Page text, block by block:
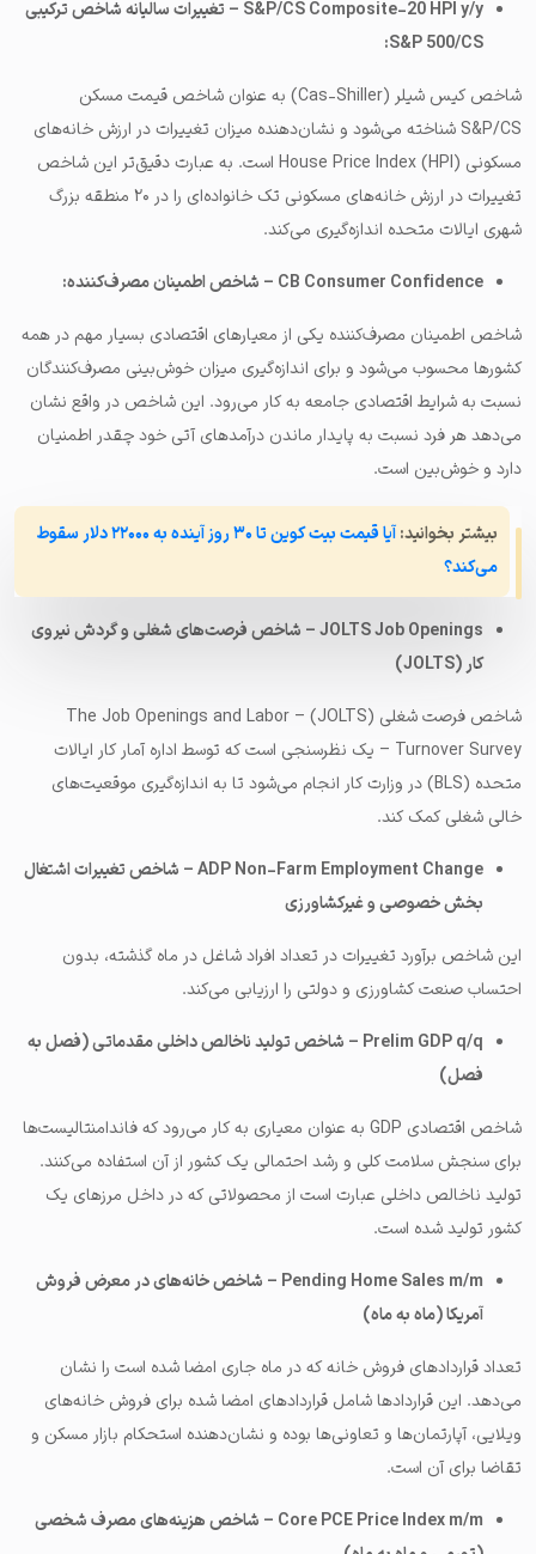
S&P/CS Composite-20 HPI y/y – تغييرات ساليانه شاخص ترکیبی
S&P 500/CS:
شاخص کیس شیلر (Cas-Shiller) به عنوان شاخص قیمت مسکن
S&P/CS شناخته می‌شود و نشان‌دهنده میزان تغییرات در ارزش خانه‌های
مسکونی House Price Index (HPI) است. به عبارت دقیق‌تر این شاخص
تغییرات در ارزش خانه‌های مسکونی تک خانواده‌ای را در ۲۰ منطقه بزرگ
شهری ایالات متحده اندازه‌گیری می‌کند.
CB Consumer Confidence – شاخص اطمینان مصرف‌کننده:
شاخص اطمینان مصرف‌کننده یکی از معیارهای اقتصادی بسیار مهم در همه
کشورها محسوب می‌شود و برای اندازه‌گیری میزان خوش‌بینی مصرف‌کنندگان
نسبت به شرایط اقتصادی جامعه به کار می‌رود. این شاخص در واقع نشان
می‌دهد هر فرد نسبت به پایدار ماندن درآمدهای آتی خود چقدر اطمنیان
دارد و خوش‌بین است.
بیشتر بخوانید:
آیا قیمت بیت کوین تا ۳۰ روز آینده به ۲۲۰۰۰ دلار سقوط
می‌کند؟
JOLTS Job Openings – شاخص فرصت‌های شغلی و گردش نیروی
کار (JOLTS)
شاخص فرصت شغلی (JOLTS) – The Job Openings and Labor
Turnover Survey – یک نظرسنجی است که توسط اداره آمار کار ایالات
متحده (BLS) در وزارت کار انجام می‌شود تا به اندازه‌گیری موقعیت‌های
خالی شغلی کمک کند.
ADP Non-Farm Employment Change – شاخص تغییرات اشتغال
بخش خصوصی و غیرکشاورزی
این شاخص برآورد تغییرات در تعداد افراد شاغل در ماه گذشته، بدون
احتساب صنعت کشاورزی و دولتی را ارزیابی می‌کند.
Prelim GDP q/q – شاخص تولید ناخالص داخلی مقدماتی (فصل به
فصل)
شاخص اقتصادی GDP به عنوان معیاری به کار می‌رود که فاندامنتالیست‌ها
برای سنجش سلامت کلی و رشد احتمالی یک کشور از آن استفاده می‌کنند.
تولید ناخالص داخلی عبارت است از محصولاتی که در داخل مرزهای یک
کشور تولید شده است.
Pending Home Sales m/m – شاخص خانه‌های در معرض فروش
آمریکا (ماه به ماه)
تعداد قراردادهای فروش خانه که در ماه جاری امضا شده است را نشان
می‌دهد. این قراردادها شامل قراردادهای امضا شده برای فروش خانه‌های
ویلایی، آپارتمان‌ها و تعاونی‌ها بوده و نشان‌دهنده استحکام بازار مسکن و
تقاضا برای آن است.
Core PCE Price Index m/m – شاخص هزینه‌های مصرف شخصی